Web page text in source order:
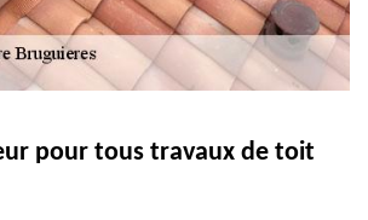
pour tous travaux de toit